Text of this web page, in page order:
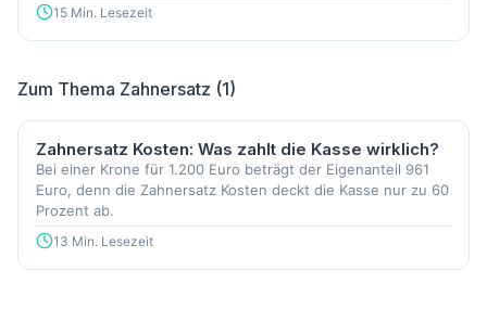
15 Min. Lesezeit
Zum Thema Zahnersatz (1)
Zahnersatz Kosten: Was zahlt die Kasse wirklich?
Bei einer Krone für 1.200 Euro beträgt der Eigenanteil 961
Euro, denn die Zahnersatz Kosten deckt die Kasse nur zu 60
Prozent ab.
13 Min. Lesezeit